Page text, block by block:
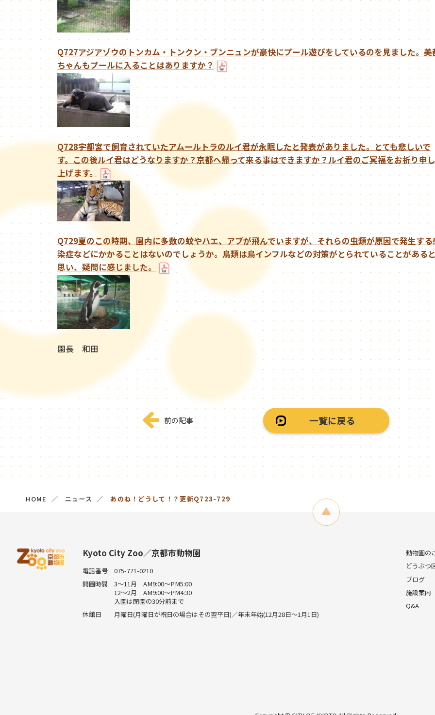
Q727アジアゾウのトンカム・トンクン・ブンニュンが豪快にプール遊びをしているのを見ました。美
ちゃんもプールに入ることはありますか？
Q728宇都宮で飼育されていたアムールトラのルイ君が永眠したと発表がありました。とても悲しいで
す。この後ルイ君はどうなりますか？京都へ帰って来る事はできますか？ルイ君のご冥福をお祈り申し
上げます。
Q729夏のこの時期、園内に多数の蚊やハエ、アブが飛んでいますが、それらの虫類が原因で発生する
染症などにかかることはないのでしょうか。鳥類は鳥インフルなどの対策がとられていることがある
思い、疑問に感じました。
園長 和田
前の記事 一覧に戻る
HOME ニュース あのね！どうして！？更新Q723-729
Kyoto City Zoo／京都市動物園
電話番号
075-771-0210
開園時間
3～11月 AM9:00～PM5:00
12～2月 AM9:00～PM4:30
入園は閉園の30分前まで
休館日
月曜日(月曜日が祝日の場合はその翌平日)／年末年始(12月28日～1月1日)
動物園の
どうぶつ
ブログ
施設案内
Q&A